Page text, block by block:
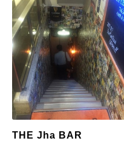
THE Jha BAR